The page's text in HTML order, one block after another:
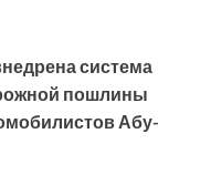
система
пошлины
Абу-